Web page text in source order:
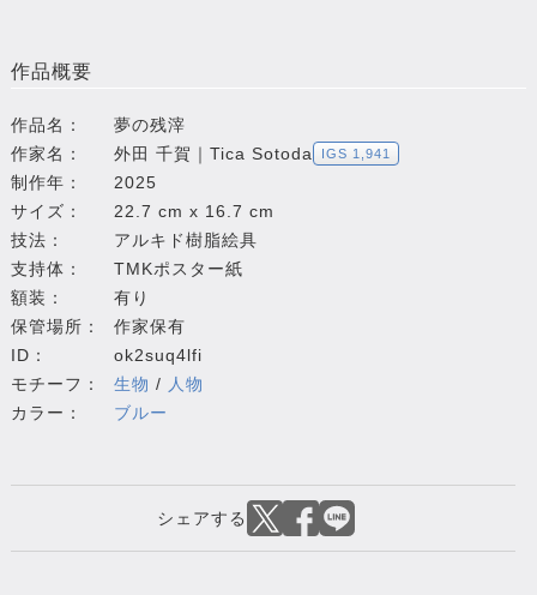
作品概要
作品名：
夢の残滓
作家名：
外田 千賀｜Tica Sotoda IGS 1,941
制作年：
2025
サイズ：
22.7 cm x 16.7 cm
技法：
アルキド樹脂絵具
支持体：
TMKポスター紙
額装：
有り
保管場所：
作家保有
ID：
ok2suq4lfi
モチーフ：
生物 / 人物
カラー：
ブルー